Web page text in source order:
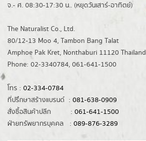
จ.- ศ. 08:30-17:30 น.. (หยุดวันเสาร์-อาทิตย์)
The Naturalist Co., Ltd.
80/12-13 Moo 4, Tambon Bang Talat
Amphoe Pak Kret, Nonthaburi 11120 Thailand
Phone: 02-3340784, 061-641-1500
โทร : 02-334-0784
ที่ปรึกษาสร้างแบรนด์ : 081-638-0909
สั่งซื้อสินค้าปลีก : 061-641-1500
ฝ่ายทรัพยากรบุคคล : 089-876-3289